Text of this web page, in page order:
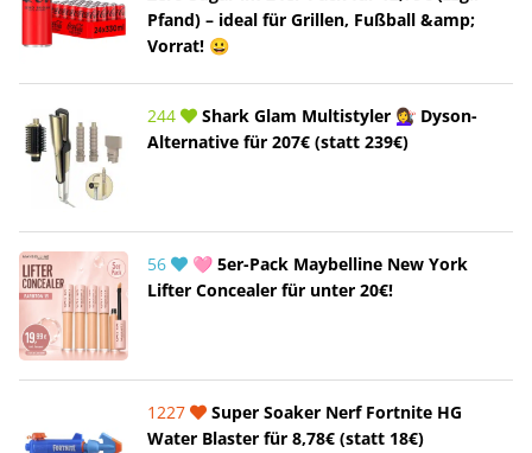
Pfand) – ideal für Grillen, Fußball &amp;
Vorrat! 😀
244
Shark Glam Multistyler 💇‍♀️ Dyson-
Alternative für 207€ (statt 239€)
56
🩷 5er-Pack Maybelline New York
Lifter Concealer für unter 20€!
1227
Super Soaker Nerf Fortnite HG
Water Blaster für 8,78€ (statt 18€)